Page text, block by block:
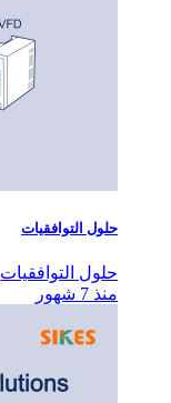
حلول التوافقيات
حلول التوافقيات
منذ 7 شهور